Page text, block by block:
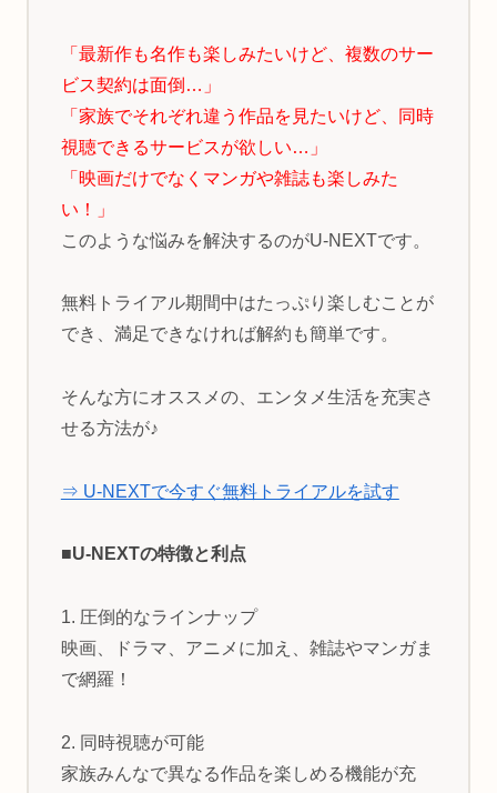
「最新作も名作も楽しみたいけど、複数のサー
ビス契約は面倒…」
「家族でそれぞれ違う作品を見たいけど、同時
視聴できるサービスが欲しい…」
「映画だけでなくマンガや雑誌も楽しみた
い！」
このような悩みを解決するのがU-NEXTです。
無料トライアル期間中はたっぷり楽しむことが
でき、満足できなければ解約も簡単です。
そんな方にオススメの、エンタメ生活を充実さ
せる方法が♪
⇒ U-NEXTで今すぐ無料トライアルを試す
■U-NEXTの特徴と利点
1. 圧倒的なラインナップ
映画、ドラマ、アニメに加え、雑誌やマンガま
で網羅！
2. 同時視聴が可能
家族みんなで異なる作品を楽しめる機能が充